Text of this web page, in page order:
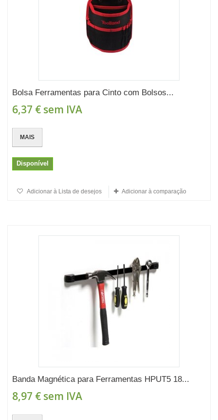
Bolsa Ferramentas para Cinto com Bolsos...
6,37 € sem IVA
MAIS
Disponível
Adicionar à Lista de desejos Adicionar à comparação
Banda Magnética para Ferramentas HPUT5 18...
8,97 € sem IVA